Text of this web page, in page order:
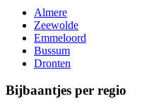
Almere
Zeewolde
Emmeloord
Bussum
Dronten
Bijbaantjes per regio